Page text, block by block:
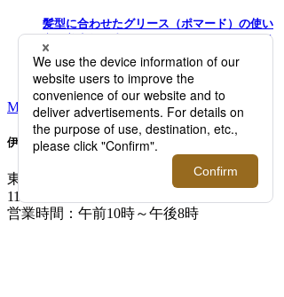
髪型に合わせたグリース（ポマード）の使い
方を美容師が直伝。おすすめのヘアスタイリ
ング剤選びに悩むメンズは必見！【2026年7
月更新】
MORE RANKING
伊勢丹新宿店メンズ館
東京都新宿区新宿3-14-1
TEL: 03-3352-
1111
営業時間：午前10時～午後8時